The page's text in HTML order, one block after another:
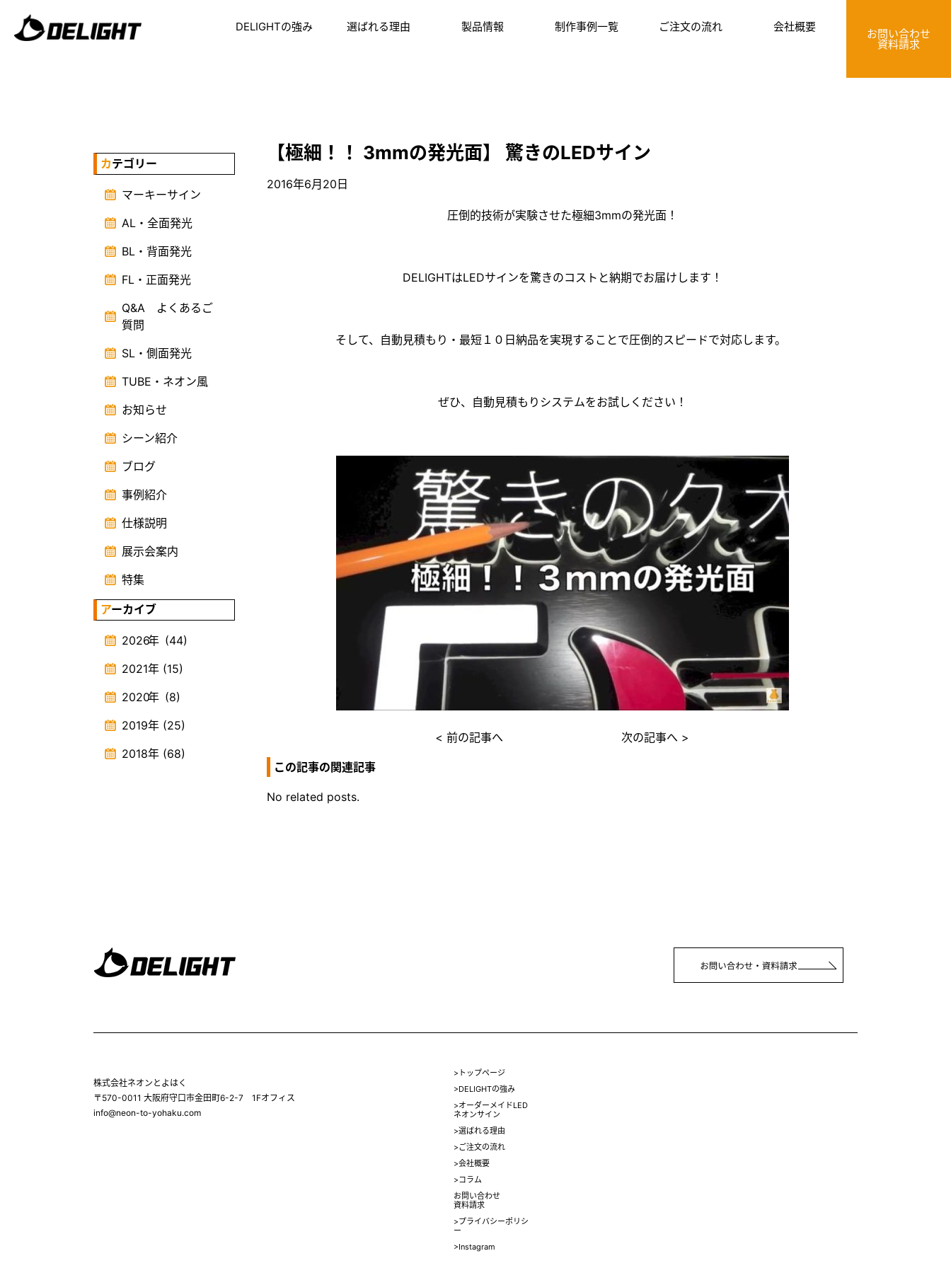
DELIGHTの強み 選ばれる理由 製品情報 制作事例一覧 ご注文の流れ 会社概要
お問い合わせ
資料請求
カテゴリー
マーキーサイン
AL・全面発光
BL・背面発光
FL・正面発光
Q&A よくあるご
質問
SL・側面発光
TUBE・ネオン風
お知らせ
シーン紹介
ブログ
事例紹介
仕様説明
展示会案内
特集
アーカイブ
2026 (44)
年
2021
(15)
年
2020
(8)
年
2019
(25)
年
2018
(68)
年
【極細！！ 3mmの発光面】 驚きのLEDサイン
2016年6月20日
圧倒的技術が実験させた極細3mmの発光面！
DELIGHTはLEDサインを驚きのコストと納期でお届けします！
そして、自動見積もり・最短１０日納品を実現することで圧倒的スピードで対応します。
ぜひ、自動見積もりシステムをお試しください！
< 前の記事へ 次の記事へ >
この記事の関連記事
No related posts.
株式会社ネオンとよはく
〒570-0011 大阪府守口市金田町6-2-7 1Fオフィス
info@neon-to-yohaku.com
>トップページ
>DELIGHTの強み
>オーダーメイドLED
ネオンサイン
>選ばれる理由
>ご注文の流れ
>会社概要
>コラム
お問い合わせ
資料請求
>プライバシーポリシ
ー
>Instagram